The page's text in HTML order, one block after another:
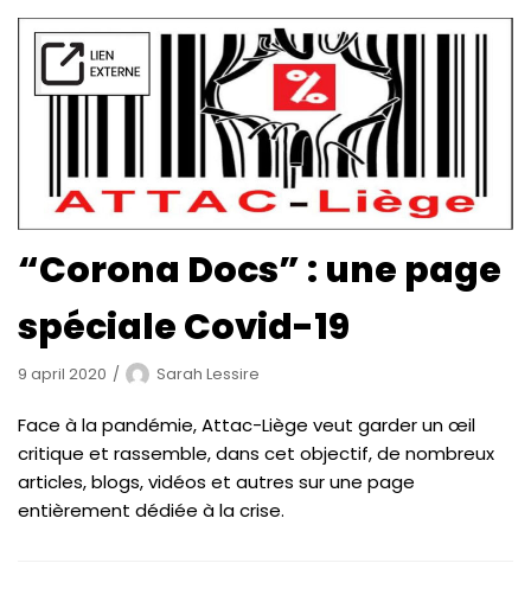
“Corona Docs” : une page
spéciale Covid-19
9 april 2020 Sarah Lessire
Face à la pandémie, Attac-Liège veut garder un œil
critique et rassemble, dans cet objectif, de nombreux
articles, blogs, vidéos et autres sur une page
entièrement dédiée à la crise.